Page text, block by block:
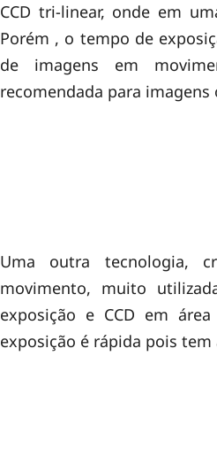
CCD tri-linear, onde em
Porém , o tempo de
de imagens em
recomendada para
Uma outra tecnologia,
movimento, muito
exposição e CCD em
exposição é rápida pois tem